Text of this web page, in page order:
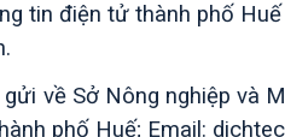
tin điện tử thành phố
về Sở Nông nghiệp và
phố Huế; Email: